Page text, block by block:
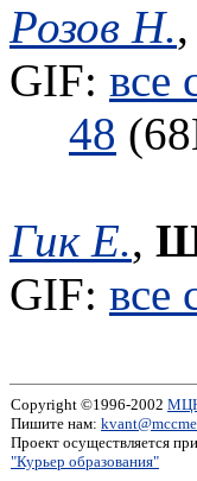
Розов Н.,
GIF: все
48
Гик Е.,
GIF: все
Copyright ©1996-2002
Пишите нам:
Проект осуществляется
"Курьер образования"